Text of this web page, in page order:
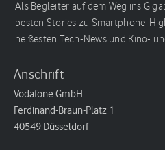
Als Begleiter auf dem Weg ins
besten Stories zu Smartphone-
heißesten Tech-News und Kino-
Anschrift
Vodafone GmbH
Ferdinand-Braun-Platz 1
40549 Düsseldorf